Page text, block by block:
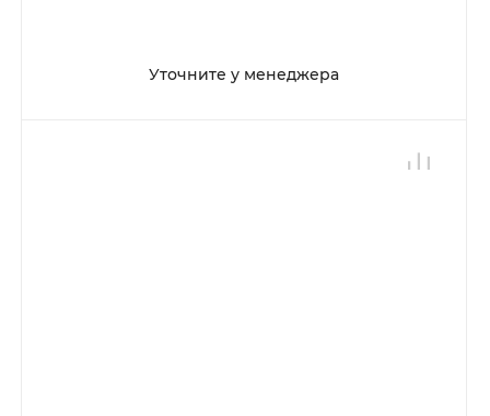
Уточните у менеджера